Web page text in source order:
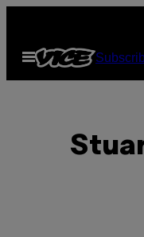
contenido
Abrir
Menú